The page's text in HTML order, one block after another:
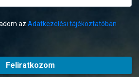
az Adatkezelési tájékoztatóban
Feliratkozom